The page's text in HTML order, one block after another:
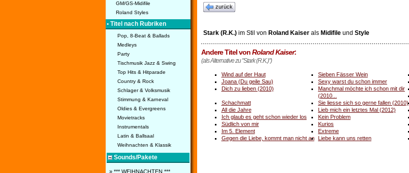
GM/GS-Midifile
Roland Styles
• Titel nach Rubriken
Pop, 8-Beat & Ballads
Medleys
Party
Tischmusik Jazz & Swing
Top Hits & Hitparade
Country & Rock
Schlager & Volksmusik
Stimmung & Karneval
Oldies & Evergreens
Movietracks
Instrumentals
Latin & Ballsaal
Weihnachten & Klassik
Sounds/Pakete
» *** WEIHNACHTEN ***
zurück
Stark (R.K.)im Stil von Roland Kaiserals Midifileund Style
Andere Titel vonRoland Kaiser:
(als Alternative zu "Stark (R.K.)")
Wind auf der Haut Sieben Fässer Wein
Joana (Du geile Sau)
Sexy warst du schon immer
Dich zu lieben (2010)
Manchmal möchte ich schon mit dir
(2010...
Schachmatt
Sie liesse sich so gerne fallen (2010)
All die Jahre
Lieb mich ein letztes Mal (2012)
Ich glaub es geht schon wieder los
Kein Problem
Südlich von mir
Kurios
Im 5. Element
Extreme
Gegen die Liebe, kommt man nicht an
Liebe kann uns retten